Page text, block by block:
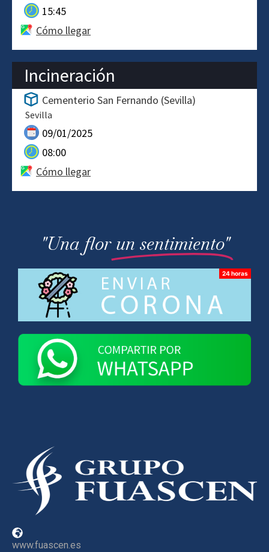
15:45
Cómo llegar
Incineración
Cementerio San Fernando (Sevilla)
Sevilla
09/01/2025
08:00
Cómo llegar
"Una flor un sentimiento"
www.fuascen.es